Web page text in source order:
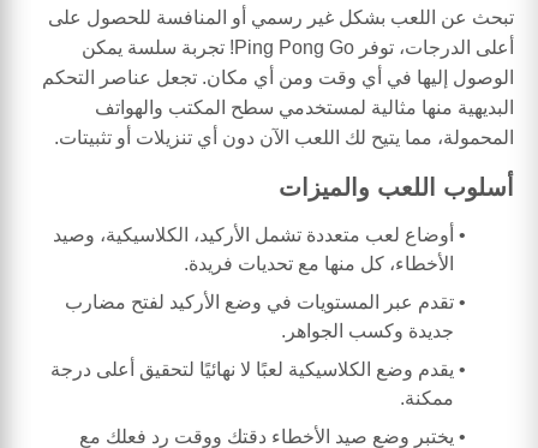
تبحث عن اللعب بشكل غير رسمي أو المنافسة للحصول على
أعلى الدرجات، توفر Ping Pong Go! تجربة سلسة يمكن
الوصول إليها في أي وقت ومن أي مكان. تجعل عناصر التحكم
البديهية منها مثالية لمستخدمي سطح المكتب والهواتف
المحمولة، مما يتيح لك اللعب الآن دون أي تنزيلات أو تثبيتات.
أسلوب اللعب والميزات
أوضاع لعب متعددة تشمل الأركيد، الكلاسيكية، وصيد
الأخطاء، كل منها مع تحديات فريدة.
تقدم عبر المستويات في وضع الأركيد لفتح مضارب
جديدة وكسب الجواهر.
يقدم وضع الكلاسيكية لعبًا لا نهائيًا لتحقيق أعلى درجة
ممكنة.
يختبر وضع صيد الأخطاء دقتك ووقت رد فعلك مع